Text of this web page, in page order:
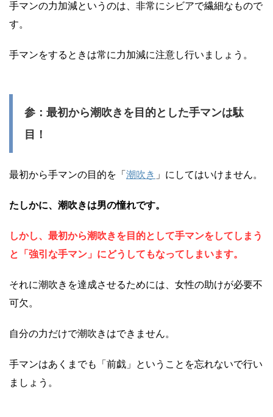
手マンの力加減というのは、非常にシビアで繊細なもので
す。
手マンをするときは常に力加減に注意し行いましょう。
参：最初から潮吹きを目的とした手マンは駄
目！
最初から手マンの目的を「潮吹き 」にしてはいけません。
たしかに、潮吹きは男の憧れです。
しかし、最初から潮吹きを目的として手マンをしてしまう
と「強引な手マン」にどうしてもなってしまいます。
それに潮吹きを達成させるためには、女性の助けが必要不
可欠。
自分の力だけで潮吹きはできません。
手マンはあくまでも「前戯」ということを忘れないで行い
ましょう。